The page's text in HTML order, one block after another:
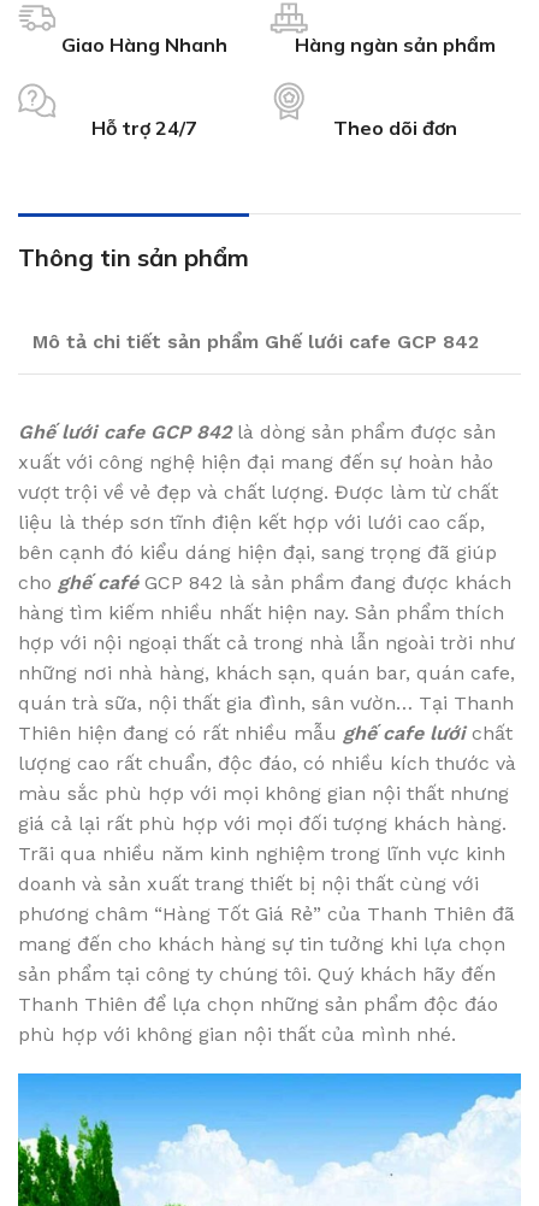
Giao Hàng Nhanh Hàng ngàn sản phẩm
Hỗ trợ 24/7 Theo dõi đơn
Thông tin sản phẩm
Mô tả chi tiết sản phẩm Ghế lưới cafe GCP 842
Ghế lưới cafe GCP 842là dòng sản phẩm được sản
xuất với công nghệ hiện đại mang đến sự hoàn hảo
vượt trội về vẻ đẹp và chất lượng. Được làm từ chất
liệu là thép sơn tĩnh điện kết hợp với lưới cao cấp,
bên cạnh đó kiểu dáng hiện đại, sang trọng đã giúp
cho ghế caféGCP 842 là sản phầm đang được khách
hàng tìm kiếm nhiều nhất hiện nay. Sản phẩm thích
hợp với nội ngoại thất cả trong nhà lẫn ngoài trời như
những nơi nhà hàng, khách sạn, quán bar, quán cafe,
quán trà sữa, nội thất gia đình, sân vườn… Tại Thanh
Thiên hiện đang có rất nhiều mẫu ghế cafe lướichất
lượng cao rất chuẩn, độc đáo, có nhiều kích thước và
màu sắc phù hợp với mọi không gian nội thất nhưng
giá cả lại rất phù hợp với mọi đối tượng khách hàng.
Trãi qua nhiều năm kinh nghiệm trong lĩnh vực kinh
doanh và sản xuất trang thiết bị nội thất cùng với
phương châm “Hàng Tốt Giá Rẻ” của Thanh Thiên đã
mang đến cho khách hàng sự tin tưởng khi lựa chọn
sản phẩm tại công ty chúng tôi. Quý khách hãy đến
Thanh Thiên để lựa chọn những sản phẩm độc đáo
phù hợp với không gian nội thất của mình nhé.